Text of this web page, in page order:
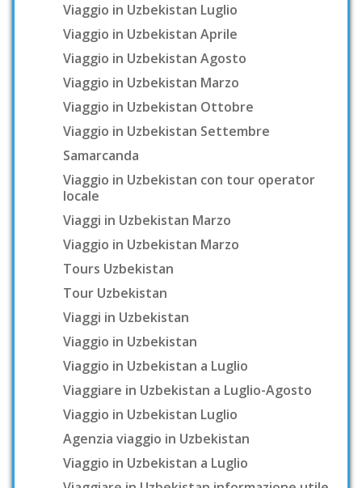
Viaggio in Uzbekistan Luglio
Viaggio in Uzbekistan Aprile
Viaggio in Uzbekistan Agosto
Viaggio in Uzbekistan Marzo
Viaggio in Uzbekistan Ottobre
Viaggio in Uzbekistan Settembre
Samarcanda
Viaggio in Uzbekistan con tour operator
locale
Viaggi in Uzbekistan Marzo
Viaggio in Uzbekistan Marzo
Tours Uzbekistan
Tour Uzbekistan
Viaggi in Uzbekistan
Viaggio in Uzbekistan
Viaggio in Uzbekistan a Luglio
Viaggiare in Uzbekistan a Luglio-Agosto
Viaggio in Uzbekistan Luglio
Agenzia viaggio in Uzbekistan
Viaggio in Uzbekistan a Luglio